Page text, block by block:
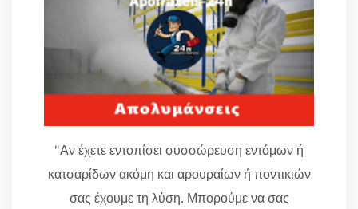
"Αν έχετε εντοπίσει συσσώρευση εντόμων ή
κατσαρίδων ακόμη και αρουραίων ή ποντικιών
σας έχουμε τη λύση. Μπορούμε να σας